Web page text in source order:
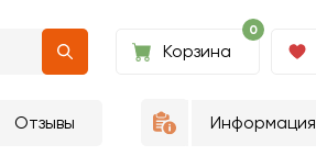
0
Корзина
Отзывы Информация